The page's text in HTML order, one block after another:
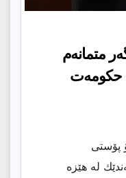
متمانه‌م
حکومەت
پۆستی
له هێزه